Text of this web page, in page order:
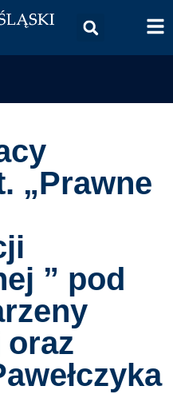
„Prawne
” pod
oraz